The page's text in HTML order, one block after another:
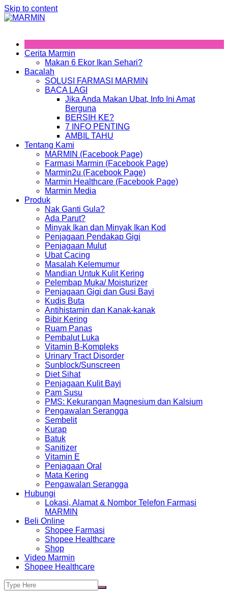
Skip to content
Cerita Marmin
Makan 6 Ekor Ikan Sehari?
Bacalah
SOLUSI FARMASI MARMIN
BACA LAGI
Jika Anda Makan Ubat, Info Ini Amat
Berguna
BERSIH KE?
7 INFO PENTING
AMBIL TAHU
Tentang Kami
MARMIN (Facebook Page)
Farmasi Marmin (Facebook Page)
Marmin2u (Facebook Page)
Marmin Healthcare (Facebook Page)
Marmin Media
Produk
Nak Ganti Gula?
Ada Parut?
Minyak Ikan dan Minyak Ikan Kod
Penjagaan Pendakap Gigi
Penjagaan Mulut
Ubat Cacing
Masalah Kelemumur
Mandian Untuk Kulit Kering
Pelembap Muka/ Moisturizer
Penjagaan Gigi dan Gusi Bayi
Kudis Buta
Antihistamin dan Kanak-kanak
Bibir Kering
Ruam Panas
Pembalut Luka
Vitamin B-Kompleks
Urinary Tract Disorder
Sunblock/Sunscreen
Diet Sihat
Penjagaan Kulit Bayi
Pam Susu
PMS: Kekurangan Magnesium dan Kalsium
Pengawalan Serangga
Sembelit
Kurap
Batuk
Sanitizer
Vitamin E
Penjagaan Oral
Mata Kering
Pengawalan Serangga
Hubungi
Lokasi, Alamat & Nombor Telefon Farmasi
MARMIN
Beli Online
Shopee Farmasi
Shopee Healthcare
Shop
Video Marmin
Shopee Healthcare